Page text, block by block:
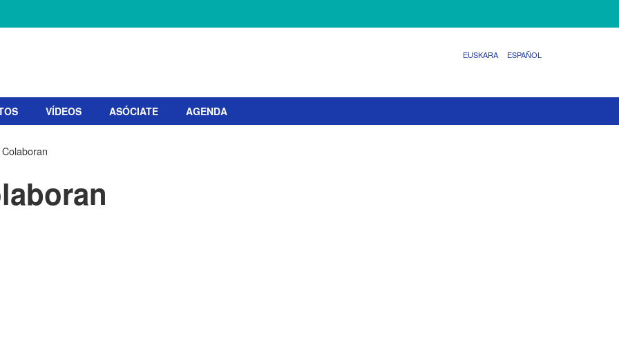
EUSKARA ESPAÑOL
VÍDEOS ASÓCIATE AGENDA
Colaboran